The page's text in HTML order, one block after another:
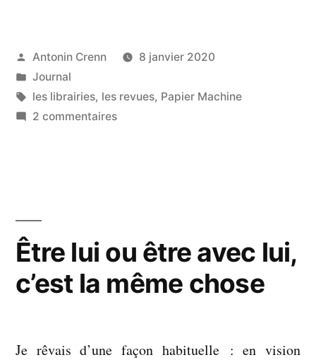
Publié
par
Antonin Crenn
8 janvier 2020
Publié
dans
Journal
Étiquettes :
les librairies, les revues, Papier Machine
2 commentairessur
Être lui ou être avec lui,
c’est la même chose
Je rêvais d’une façon habituelle : en vision